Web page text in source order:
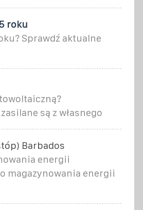
roku
Sprawdź aktualne
są z własnego
Barbados
energii
magazynowania energii